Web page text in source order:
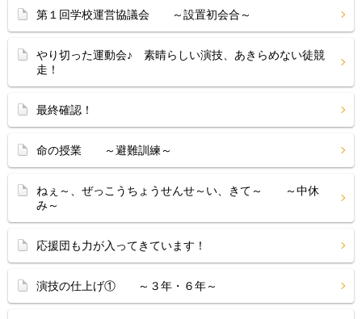
第１回学校運営協議会 ～設置初会合～
やり切った運動会♪ 素晴らしい演技、あきらめない徒競
走！
最終確認！
命の授業 ～避難訓練～
ねぇ～、ぜっこうちょうせんせ～い、きて～ ～中休
み～
応援団も力が入ってきています！
演技の仕上げ① ～３年・６年～